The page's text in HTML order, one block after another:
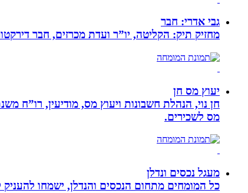
גבי אדרי: חבר
מחזיק תיק: הקליטה, יו”ר ועדת מכרזים, חבר
יעוץ מס חן
מס לשכירים.
מעגל נכסים ונדלן
כל המומחים מתחום הנכסים והנדלן, ישמחו להעניק